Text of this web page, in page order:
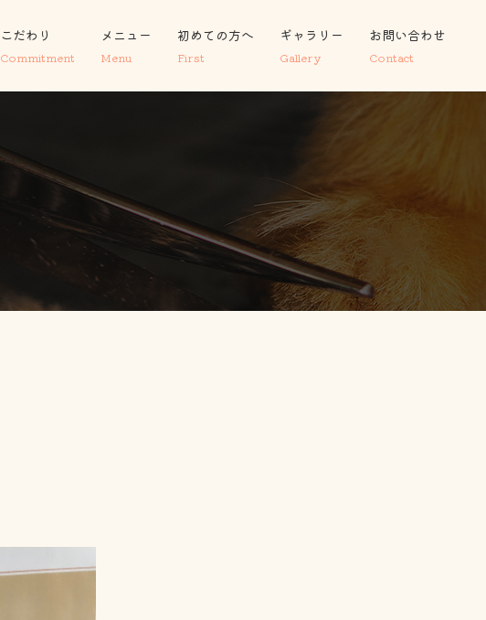
こだわり
Commitment
メニュー
Menu
初めての方へ
First
ギャラリー
Gallery
お問い合わせ
Contact